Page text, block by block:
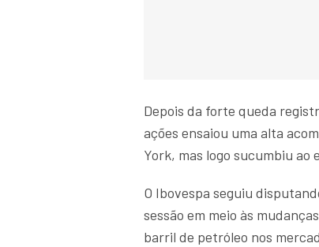
Depois da forte queda
ações ensaiou uma alta
York, mas logo sucumbiu
O Ibovespa seguiu
sessão em meio às
barril de petróleo nos